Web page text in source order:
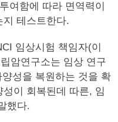
여함에 따라 면역력이
지 테스트한다.
임상시험 책임자(이
암연구소는 임상 연구
성을 복원하는 것을 확
이 회복된데 따른, 임
했다.